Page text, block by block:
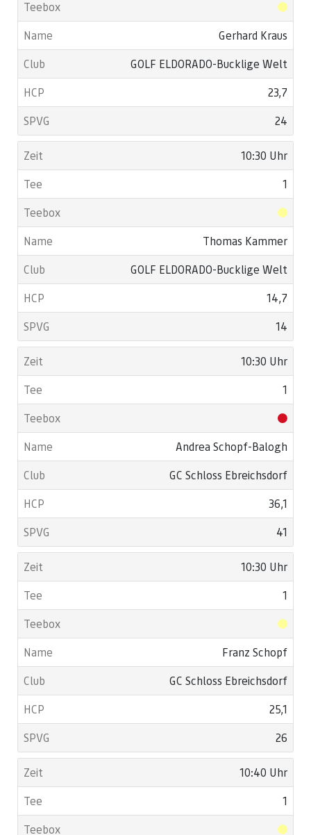
Gerhard Kraus
GOLF ELDORADO-Bucklige Welt
23,7
24
10:30 Uhr
1
Thomas Kammer
GOLF ELDORADO-Bucklige Welt
14,7
14
10:30 Uhr
1
Andrea Schopf-Balogh
GC Schloss Ebreichsdorf
36,1
41
10:30 Uhr
1
Franz Schopf
GC Schloss Ebreichsdorf
25,1
26
10:40 Uhr
1